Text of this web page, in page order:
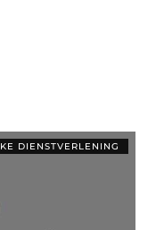
DIENSTVERLENING